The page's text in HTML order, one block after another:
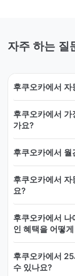
자주 하는 질
후쿠오카에서 자
후쿠오카에서 가
가요?
후쿠오카에서 월
후쿠오카에서
요?
후쿠오카에서
인 혜택을 어떻
후쿠오카에서
수 있나요?